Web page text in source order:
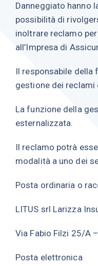
Danneggiato hanno
possibilità di
inoltrare reclamo
all’Impresa di
Il responsabile della
gestione dei reclami
La funzione della
esternalizzata.
Il reclamo potrà
modalità a uno dei
Posta ordinaria o
LITUS srl Larizza
Via Fabio Filzi 25/A
Posta elettronica